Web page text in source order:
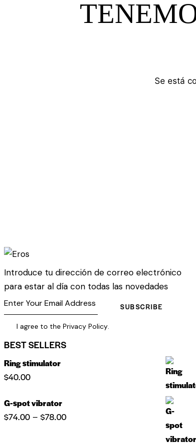
Se está
Introduce tu dirección de correo electrónico
para estar al día con todas las novedades
SUBSCRIBE
I agree to thePrivacy Policy.
BEST SELLERS
Ring stimulator
$40.00
G-spot vibrator
$74.00 – $78.00